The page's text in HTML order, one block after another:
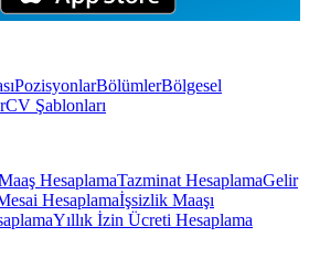
PozisyonlarBölümlerBölgesel
CV Şablonları
HesaplamaTazminat HesaplamaGelir
Hesaplamaİşsizlik Maaşı
Yıllık İzin Ücreti Hesaplama